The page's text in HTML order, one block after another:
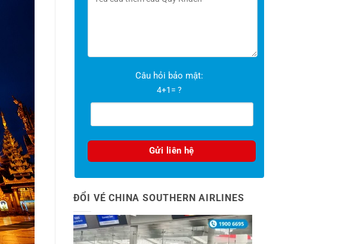
Câu hỏi bảo mật:
4+1= ?
ĐỔI VÉ CHINA SOUTHERN AIRLINES